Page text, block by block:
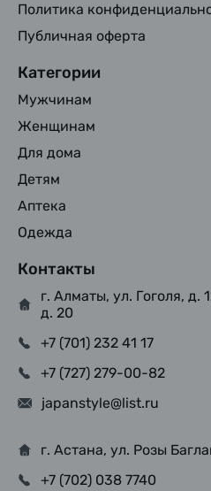
Политика
Публичная оферта
Категории
Мужчинам
Женщинам
Для дома
Детям
Аптека
Одежда
Контакты
г. Алматы, ул. Гоголя,
д. 20
+7 (701) 232 41 17
+7 (727) 279-00-82
japanstyle@list.ru
г. Астана, ул. Розы
+7 (702) 038 7740